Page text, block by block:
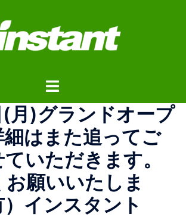
ト
ル
メ
ニ
ュ
ー
月)グランドオープ
細はまた追ってご
いただきます。
お願いいたしま
インスタント